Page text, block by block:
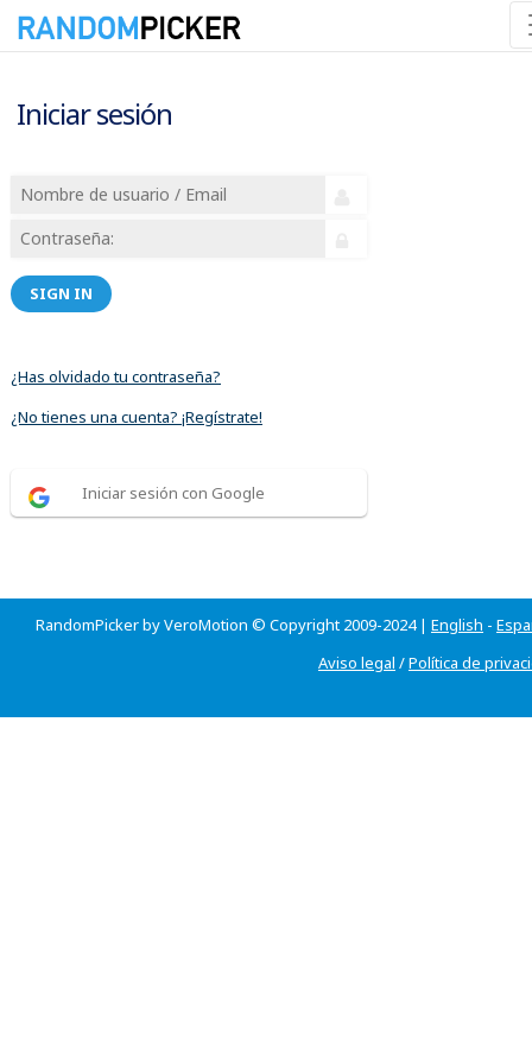
Iniciar sesión
SIGN IN
¿Has olvidado tu contraseña?
¿No tienes una cuenta? ¡Regístrate!
Iniciar sesión con Google
RandomPicker by VeroMotion © Copyright 2009-2024 | English -
Aviso legal /Política de